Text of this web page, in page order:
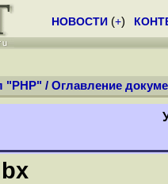
НОВОСТИ (+)
"PHP" / Оглавление